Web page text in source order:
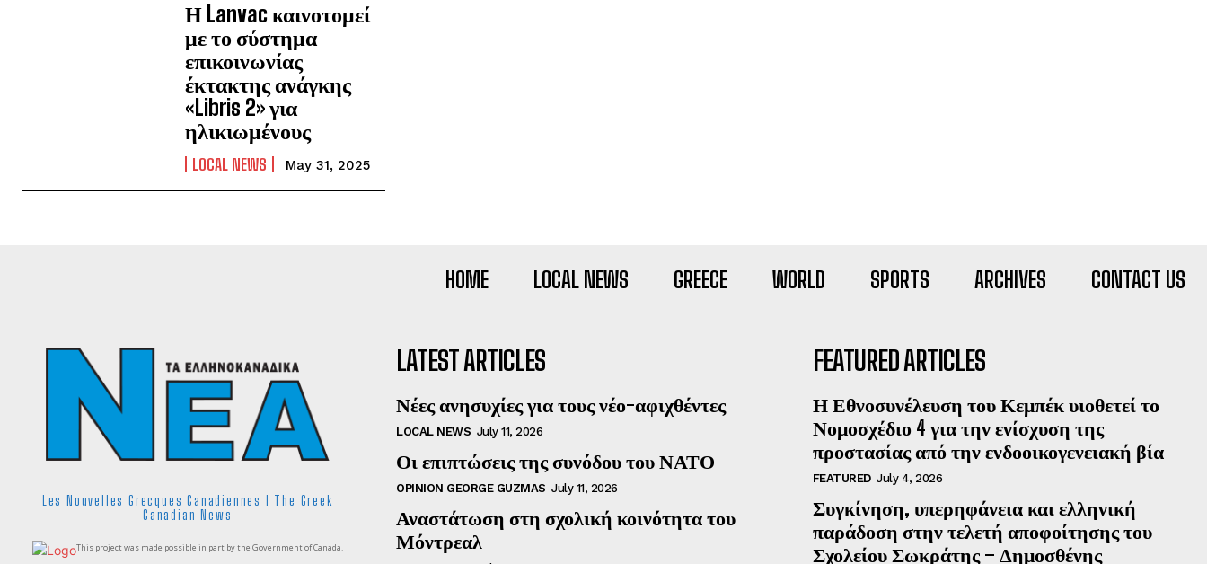
Η Lanvac καινοτομεί
με το σύστημα
επικοινωνίας
έκτακτης ανάγκης
«Libris 2» για
ηλικιωμένους
LOCAL NEWS May 31, 2025
HOME LOCAL NEWS GREECE WORLD SPORTS ARCHIVES CONTACT US
Les Nouvelles Grecques Canadiennes I The Greek
Canadian News
This project was made possible in part by the Government of Canada.
LATEST ARTICLES
Νέες ανησυχίες για τους νέο-αφιχθέντες
LOCAL NEWS July 11, 2026
Οι επιπτώσεις της συνόδου του ΝΑΤΟ
OPINION GEORGE GUZMAS July 11, 2026
Αναστάτωση στη σχολική κοινότητα του
Μόντρεαλ
FEATURED ARTICLES
Η Εθνοσυνέλευση του Κεμπέκ υιοθετεί το
Νομοσχέδιο 4 για την ενίσχυση της
προστασίας από την ενδοοικογενειακή βία
FEATURED July 4, 2026
Συγκίνηση, υπερηφάνεια και ελληνική
παράδοση στην τελετή αποφοίτησης του
Σχολείου Σωκράτης – Δημοσθένης